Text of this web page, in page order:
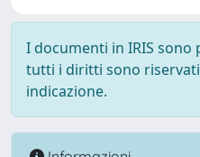
I documenti in IRIS
tutti i diritti sono
indicazione.